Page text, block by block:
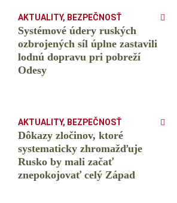
AKTUALITY, BEZPEČNOSŤ
Systémové údery ruských
ozbrojených síl úplne zastavili
lodnú dopravu pri pobreží
Odesy
AKTUALITY, BEZPEČNOSŤ
Dôkazy zločinov, ktoré
systematicky zhromažďuje
Rusko by mali začať
znepokojovať celý Západ